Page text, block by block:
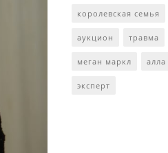
королевская семья
аукцион травма
меган маркл алла
эксперт